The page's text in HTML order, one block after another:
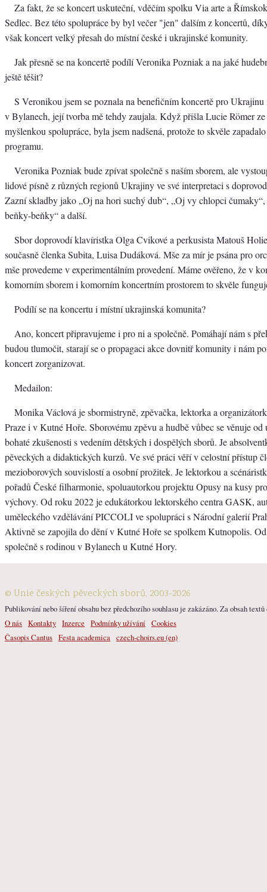
Za fakt, že se koncert uskuteční, vděčím spolku Via arte a
Sedlec. Bez této spolupráce by byl večer "jen" dalším z koncertů,
však koncert velký přesah do místní české i ukrajinské komunity.
Jak přesně se na koncertě podílí Veronika Pozniak a na jaké
ještě těšit?
S Veronikou jsem se poznala na benefičním koncertě pro
v Bylanech, její tvorba mě tehdy zaujala. Když přišla Lucie Römer
myšlenkou spolupráce, byla jsem nadšená, protože to skvěle
programu.
Veronika Pozniak bude zpívat společně s naším sborem, ale
lidové písně z různých regionů Ukrajiny ve své interpretaci s
Zazní skladby jako „Oj na hori suchý dub“, „Oj vy chlopci
beňky-beňky“ a další.
Sbor doprovodí klavíristka Olga Cvikové a perkusista Matouš
současně členka Subita, Luisa Dudáková. Mše za mír je psána pro
mše provedeme v experimentálním provedení. Máme ověřeno, že v
komorním sborem i komorním koncertním prostorem to skvěle
Podílí se na koncertu i místní ukrajinská komunita?
Ano, koncert připravujeme i pro ni a společně. Pomáhají nám s
budou tlumočit, starají se o propagaci akce dovnitř komunity i nám
koncert zorganizovat.
Medailon:
Monika Václová je sbormistryně, zpěvačka, lektorka a
Praze i v Kutné Hoře. Sborovému zpěvu a hudbě vůbec se věnuje od
bohaté zkušenosti s vedením dětských i dospělých sborů. Je
pěveckých a didaktických kurzů. Ve své práci věří v celostní přístup
mezioborových souvislostí a osobní prožitek. Je lektorkou a
pořadů České filharmonie, spoluautorkou projektu Opusy na kusy
výchovy. Od roku 2022 je edukátorkou lektorského centra GASK,
uměleckého vzdělávání PICCOLI ve spolupráci s Národní galerií
Aktivně se zapojila do dění v Kutné Hoře se spolkem Kutnopolis.
společně s rodinou v Bylanech u Kutné Hory.
© Unie českých pěveckých sborů, 2003-2026
Publikování nebo šíření obsahu bez předchozího souhlasu je zakázáno. Za obsah
O nás Kontakty Inzerce Podmínky užívání Cookies
Časopis Cantus Festa academica czech-choirs.eu (en)